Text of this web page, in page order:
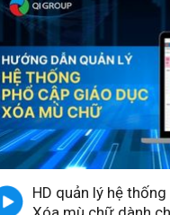
HD quản lý hệ